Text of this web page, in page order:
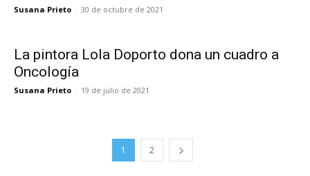
Susana Prieto - 30 de octubre de 2021
La pintora Lola Doporto dona un cuadro a
Oncología
Susana Prieto - 19 de julio de 2021
1 2